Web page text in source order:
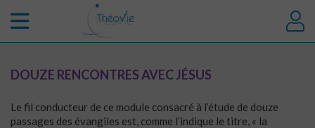
DOUZE RENCONTRES AVEC JÉSUS
Le fil conducteur de ce module consacré à l’étude de douze
passages des évangiles est, comme l’indique le titre, « la